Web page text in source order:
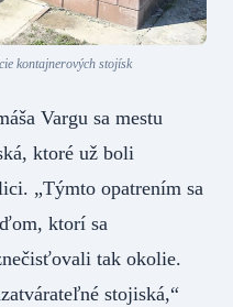
kontajnerových stojísk
Vargu sa mestu
ktoré už boli
„Týmto opatrením sa
ktorí sa
tak okolie.
stojiská,“